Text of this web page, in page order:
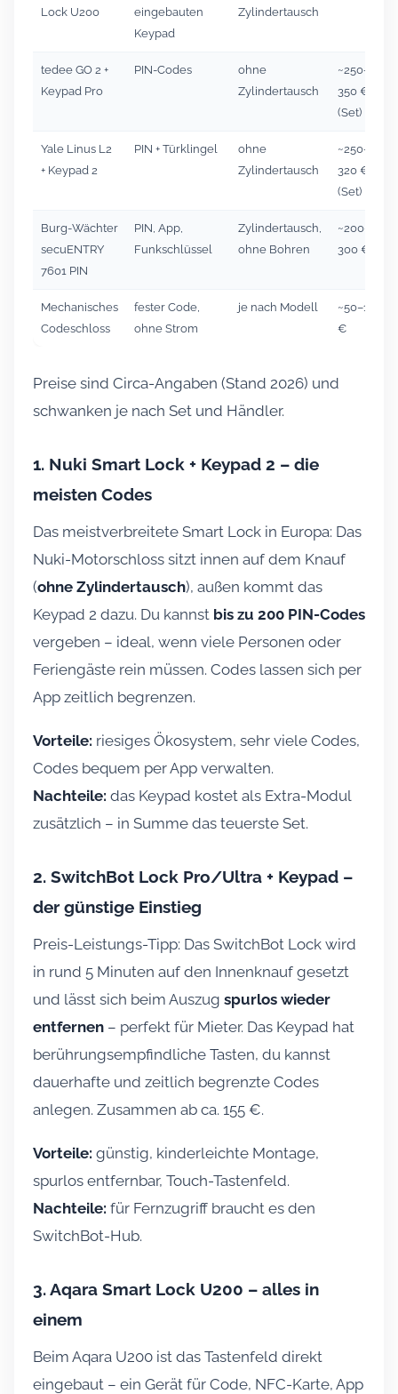
Lock U200
eingebauten
Keypad
Zylindertausch
tedee GO 2 +
Keypad Pro
PIN-Codes
ohne
Zylindertausch
~250–
350 €
(Set)
Yale Linus L2
+ Keypad 2
PIN + Türklingel
ohne
Zylindertausch
~250–
320 €
(Set)
Burg-Wächter
secuENTRY
7601 PIN
PIN, App,
Funkschlüssel
Zylindertausch,
ohne Bohren
~200–
300 €
Mechanisches
Codeschloss
fester Code,
ohne Strom
je nach Modell
~50–150
€
Preise sind Circa-Angaben (Stand 2026) und
schwanken je nach Set und Händler.
1. Nuki Smart Lock + Keypad 2 – die
meisten Codes
Das meistverbreitete Smart Lock in Europa: Das
Nuki-Motorschloss sitzt innen auf dem Knauf
(ohne Zylindertausch), außen kommt das
Keypad 2 dazu. Du kannst bis zu 200 PIN-Codes
vergeben – ideal, wenn viele Personen oder
Feriengäste rein müssen. Codes lassen sich per
App zeitlich begrenzen.
Vorteile: riesiges Ökosystem, sehr viele Codes,
Codes bequem per App verwalten.
Nachteile: das Keypad kostet als Extra-Modul
zusätzlich – in Summe das teuerste Set.
2. SwitchBot Lock Pro/Ultra + Keypad –
der günstige Einstieg
Preis-Leistungs-Tipp: Das SwitchBot Lock wird
in rund 5 Minuten auf den Innenknauf gesetzt
und lässt sich beim Auszug spurlos wieder
entfernen– perfekt für Mieter. Das Keypad hat
berührungsempfindliche Tasten, du kannst
dauerhafte und zeitlich begrenzte Codes
anlegen. Zusammen ab ca. 155 €.
Vorteile: günstig, kinderleichte Montage,
spurlos entfernbar, Touch-Tastenfeld.
Nachteile: für Fernzugriff braucht es den
SwitchBot-Hub.
3. Aqara Smart Lock U200 – alles in
einem
Beim Aqara U200 ist das Tastenfeld direkt
eingebaut – ein Gerät für Code, NFC-Karte, App